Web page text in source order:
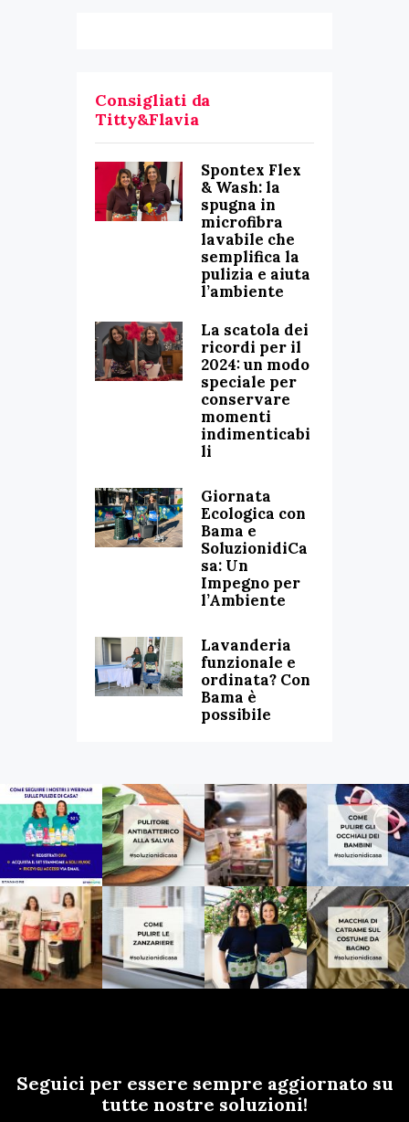
Consigliati da
Titty&Flavia
Spontex Flex
& Wash: la
spugna in
microfibra
lavabile che
semplifica la
pulizia e aiuta
l’ambiente
La scatola dei
ricordi per il
2024: un modo
speciale per
conservare
momenti
indimenticabi
li
Giornata
Ecologica con
Bama e
SoluzionidiCa
sa: Un
Impegno per
l’Ambiente
Lavanderia
funzionale e
ordinata? Con
Bama è
possibile
Seguici per essere sempre aggiornato su
tutte nostre soluzioni!